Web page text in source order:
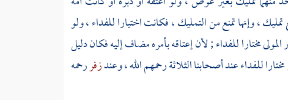
، وإنها تمنع من التمليك ، فكانت اختيارا للفداء ، ولو
مختارا للفداء ; لأن إعتاقه بأمره مضاف إليه فكان دليل
للفداء عندأصحابنا الثلاثةرحمهم الله ، وعندزفررحمه